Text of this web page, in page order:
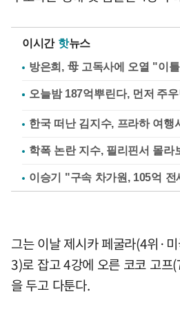
이시간 핫뉴스
방은희, 母 고독사에 오열 "이
한국 떠난 김지수, 프라하 여
학폭 논란 지수, 필리핀서 몰라
이승기 "구속 차가원, 105억
그는 이날 제시카 페굴라(4위·
3)로 잡고 4강에 오른 코코 고프
을 두고 다툰다.